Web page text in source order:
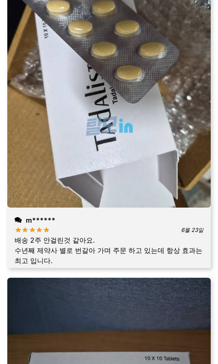
m******
6월 23일
배송 2주 안걸린것 같아요.
수년째 제약사 별로 번갈아 가며 주문 하고 있는데 항상 효과는
최고 입니다.